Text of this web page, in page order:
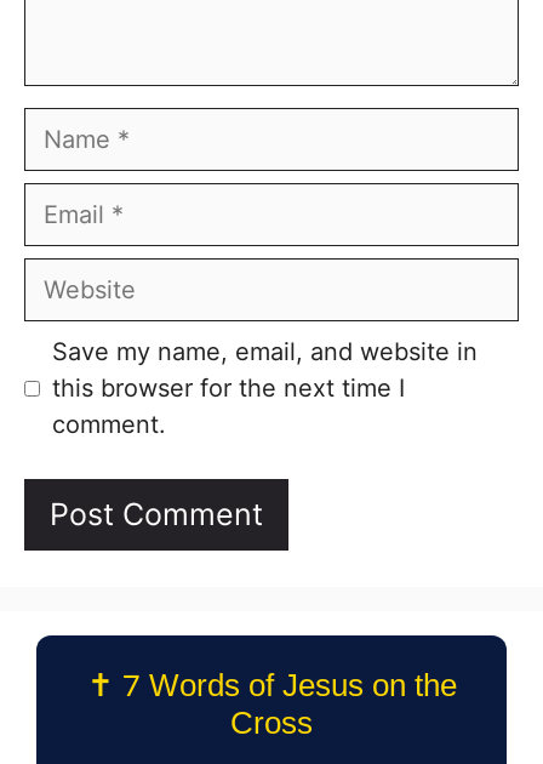
Name
Email
Website
Save my name, email, and website in
this browser for the next time I
comment.
✝️ 7 Words of Jesus on the
Cross